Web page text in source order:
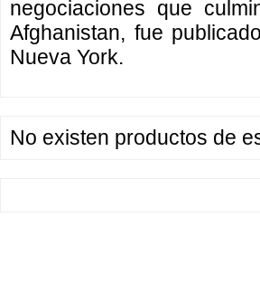
negociaciones que
Afghanistan, fue
Nueva York.
No existen productos de